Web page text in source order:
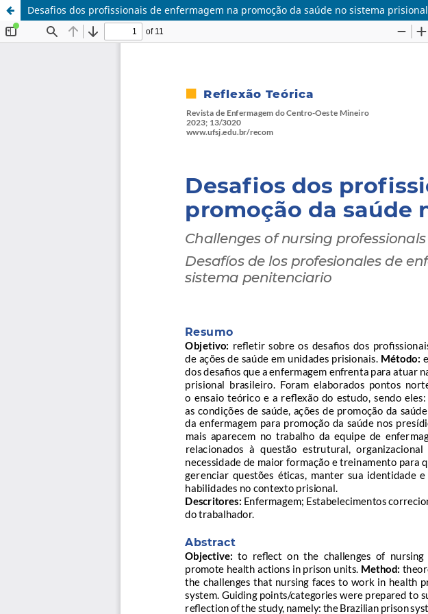
Desafios dos profissionais de enfermagem na promoção da saúde no sistema prisional